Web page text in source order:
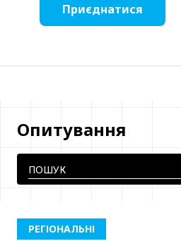
Приєднатися
Опитування
РЕГІОНАЛЬНІ